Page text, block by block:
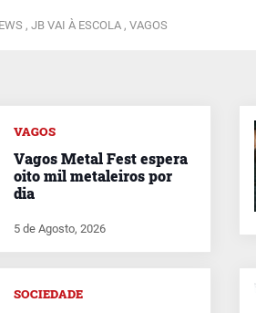
, JB VAI À ESCOLA , VAGOS
VAGOS
Vagos Metal Fest espera
oito mil metaleiros por
dia
5 de Agosto, 2026
SOCIEDADE